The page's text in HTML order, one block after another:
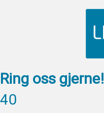
Ring oss gjerne!
40